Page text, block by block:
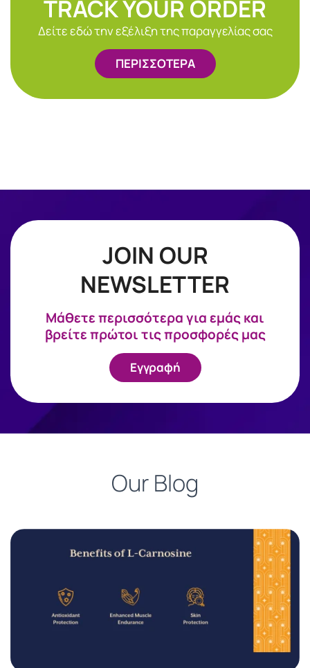
TRACK YOUR ORDER
Δείτε εδώ την εξέλιξη της παραγγελίας σας
ΠΕΡΙΣΣΟΤΕΡΑ
JOIN OUR
NEWSLETTER
Mάθετε περισσότερα για εμάς και
βρείτε πρώτοι τις προσφορές μας
Εγγραφή
Our Blog